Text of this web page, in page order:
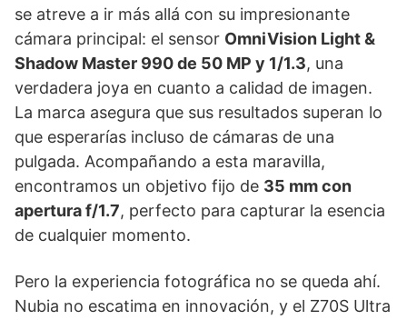
se atreve a ir más allá con su impresionante
cámara principal: el sensor OmniVision Light &
Shadow Master 990 de 50 MP y 1/1.3, una
verdadera joya en cuanto a calidad de imagen.
La marca asegura que sus resultados superan lo
que esperarías incluso de cámaras de una
pulgada. Acompañando a esta maravilla,
encontramos un objetivo fijo de 35 mm con
apertura f/1.7, perfecto para capturar la esencia
de cualquier momento.
Pero la experiencia fotográfica no se queda ahí.
Nubia no escatima en innovación, y el Z70S Ultra